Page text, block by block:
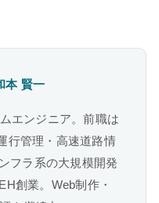
本 賢一
エンジニア。前職は
行管理・高速道路情
フラ系の大規模開発
創業。Web制作・